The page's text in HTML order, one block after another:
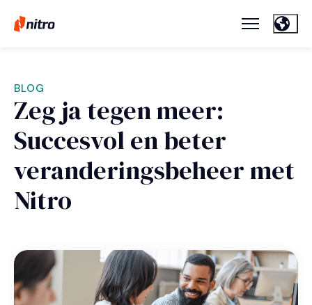
BLOG
Zeg ja tegen meer:
Succesvol en beter
veranderingsbeheer met
Nitro